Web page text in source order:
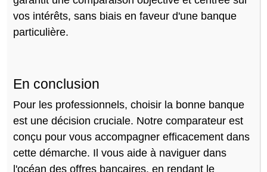
vos intérêts, sans biais en faveur d'une banque
particulière.
En conclusion
Pour les professionnels, choisir la bonne banque
est une décision cruciale. Notre comparateur est
conçu pour vous accompagner efficacement dans
cette démarche. Il vous aide à naviguer dans
l'océan des offres bancaires, en rendant le